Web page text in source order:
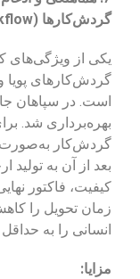
گردش‌کارها (Workflow)
گردش‌کارهای پویا
است. در سپاهان
بهره‌برداری شد.
گردش‌کار به‌صورت
بعد از آن به تولید
کیفیت، فاکتور
زمان تحویل را
انسانی را به
مزایا: